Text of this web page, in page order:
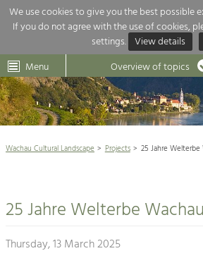
We use cookies to give you the best possible
If you do not agree with the use of cookies,
settings. View details
Dunkelsteinerwald
Wachau
Cultural
Landscape
Menu Overview of topics
News
Wachau Cultural Landscape
Rückblick 25 Jahre Jubiläum
Architecture
Agriculture & Tourism
Overview of topics
Development within our region is extremely
provide you with an overview of our main
information, simply click on the topic to see
Maintenance, Regulation and Further
Building Culture
Wachau Cultural Landscape Projects 25 Jahre Welterbe
25 Jahre Welterbe Wachau
Thursday, 13 March 2025